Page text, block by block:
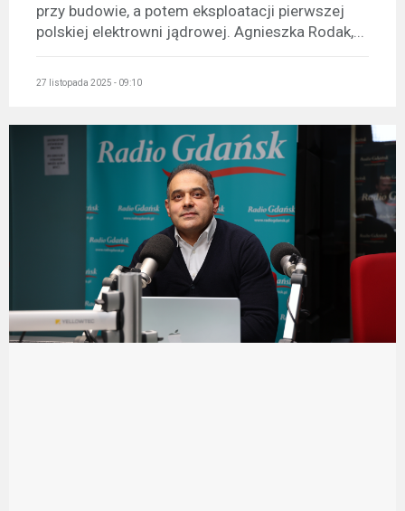
przy budowie, a potem eksploatacji pierwszej
polskiej elektrowni jądrowej. Agnieszka Rodak,...
27 listopada 2025 - 09:10